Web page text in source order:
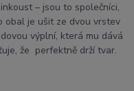
– jsou to společníci,
obal je ušit ze dvou vrstev
výplní, která mu dává
že perfektně drží tvar.